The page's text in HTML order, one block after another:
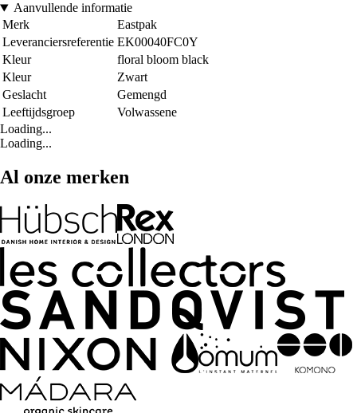
Aanvullende informatie
Merk
Eastpak
Leveranciersreferentie EK00040FC0Y
Kleur
floral bloom black
Kleur
Zwart
Geslacht
Gemengd
Leeftijdsgroep
Volwassene
Loading...
Loading...
Al onze merken